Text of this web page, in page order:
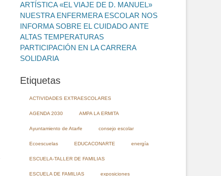
ARTÍSTICA «EL VIAJE DE D. MANUEL»
NUESTRA ENFERMERA ESCOLAR NOS
INFORMA SOBRE EL CUIDADO ANTE
ALTAS TEMPERATURAS
PARTICIPACIÓN EN LA CARRERA
SOLIDARIA
Etiquetas
ACTIVIDADES EXTRAESCOLARES
AGENDA 2030 AMPA LA ERMITA
Ayuntamiento de Atarfe consejo escolar
Ecoescuelas EDUCACONARTE energía
ESCUELA-TALLER DE FAMILIAS
ESCUELA DE FAMILIAS exposiciones